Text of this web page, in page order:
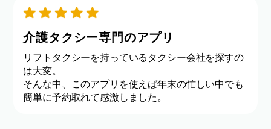
介護タクシー専門のアプリ
リフトタクシーを持っているタクシー会社を探すの
は大変。
そんな中、このアプリを使えば年末の忙しい中でも
簡単に予約取れて感激しました。